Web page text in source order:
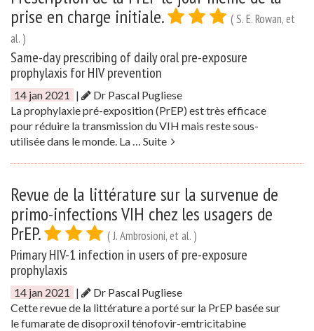
prise en charge initiale.
( S. E. Rowan, et
al. )
Same-day prescribing of daily oral pre-exposure
prophylaxis for HIV prevention
14 jan 2021 |
Dr Pascal Pugliese
La prophylaxie pré-exposition (PrEP) est très efficace
pour réduire la transmission du VIH mais reste sous-
utilisée dans le monde. La … Suite
Revue de la littérature sur la survenue de
primo-infections VIH chez les usagers de
PrEP.
( J. Ambrosioni, et al. )
Primary HIV-1 infection in users of pre-exposure
prophylaxis
14 jan 2021 |
Dr Pascal Pugliese
Cette revue de la littérature a porté sur la PrEP basée sur
le fumarate de disoproxil ténofovir-emtricitabine